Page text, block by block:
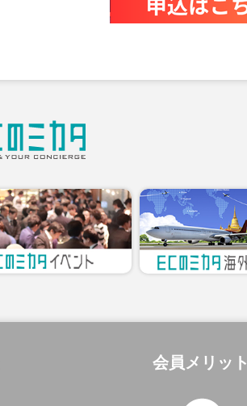
会員メリット